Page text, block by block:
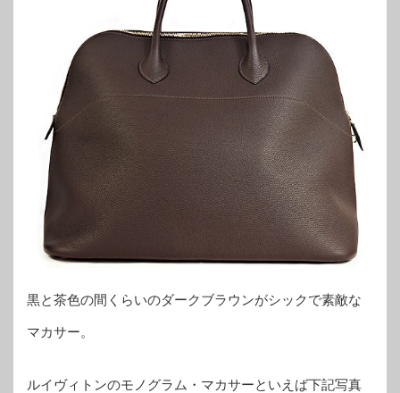
黒と茶色の間くらいのダークブラウンがシックで素敵な
マカサー。
ルイヴィトンのモノグラム・マカサーといえば下記写真